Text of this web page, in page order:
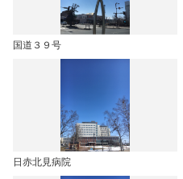
国道３９号
日赤北見病院